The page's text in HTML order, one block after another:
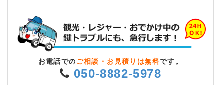
お電話での ご相談・お見積りは無料です。
050-8882-5978